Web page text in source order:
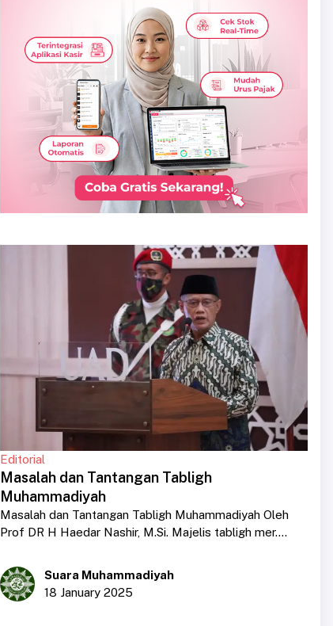
Editorial
Masalah dan Tantangan Tabligh
Muhammadiyah
Masalah dan Tantangan Tabligh Muhammadiyah Oleh
Prof DR H Haedar Nashir, M.Si. Majelis tabligh mer....
Suara Muhammadiyah
18 January 2025